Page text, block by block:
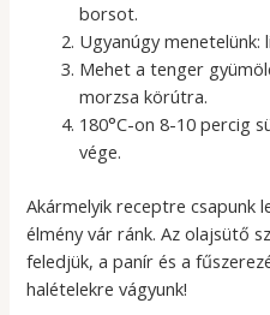
borsot.
Ugyanúgy menetelünk:
Mehet a tenger
morzsa körútra.
180°C-on 8-10 percig
vége.
Akármelyik receptre csapunk
élmény vár ránk. Az olajsütő
feledjük, a panír és a
halételekre vágyunk!